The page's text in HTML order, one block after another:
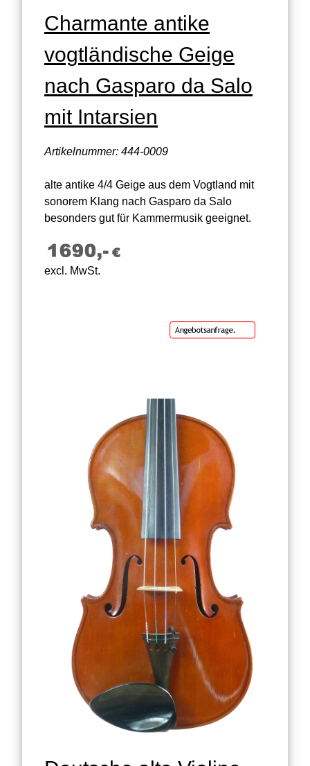
Charmante antike
vogtländische Geige
nach Gasparo da Salo
mit Intarsien
Artikelnummer: 444-0009
alte antike 4/4 Geige aus dem Vogtland mit
sonorem Klang nach Gasparo da Salo
besonders gut für Kammermusik geeignet.
excl. MwSt.